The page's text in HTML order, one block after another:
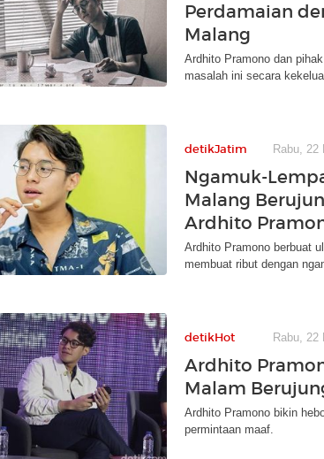
Perdamaian
Malang
Ardhito Pramono dan
masalah ini secara
detikJatim Rabu, 22
Ngamuk-
Malang
Ardhito
Ardhito Pramono berbuat
membuat ribut dengan
detikHot Rabu, 22
Ardhito
Malam
Ardhito Pramono bikin
permintaan maaf.